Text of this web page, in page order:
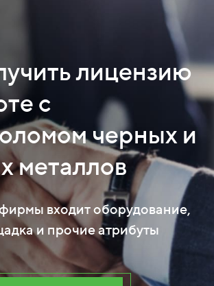
лицензию
с
черных и
металлов
входит оборудование,
и прочие атрибуты